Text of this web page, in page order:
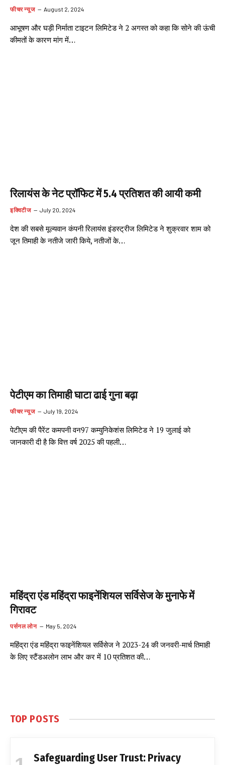
फीचर न्यूज August 2, 2024
आभूषण और घड़ी निर्माता टाइटन लिमिटेड ने 2 अगस्त को कहा कि सोने की ऊंची
कीमतों के कारण मांग में…
रिलायंस के नेट प्रॉफिट में 5.4 प्रतिशत की आयी कमी
इक्विटीज July 20, 2024
देश की सबसे मूल्यवान कंपनी रिलायंस इंडस्ट्रीज लिमिटेड ने शुक्रवार शाम को
जून तिमाही के नतीजे जारी किये, नतीजों के…
पेटीएम का तिमाही घाटा ढाई गुना बढ़ा
फीचर न्यूज July 19, 2024
पेटीएम की पैरेंट कमपनी वन97 कम्युनिकेशंस लिमिटेड ने 19 जुलाई को
जानकारी दी है कि वित्त वर्ष 2025 की पहली…
महिंद्रा एंड महिंद्रा फाइनेंशियल सर्विसेज के मुनाफे में
गिरावट
पर्सनल लोन May 5, 2024
महिंद्रा एंड महिंद्रा फाइनेंशियल सर्विसेज ने 2023-24 की जनवरी-मार्च तिमाही
के लिए स्टैंडअलोन लाभ और कर में 10 प्रतिशत की…
TOP POSTS
Safeguarding User Trust: Privacy